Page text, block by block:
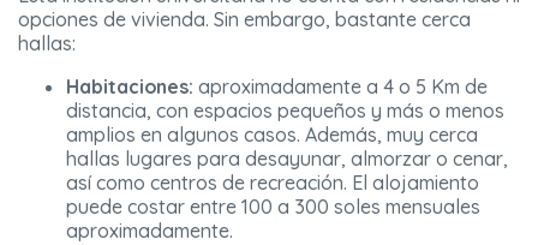
opciones de vivienda. Sin embargo, bastante cerca
hallas:
Habitaciones: aproximadamente a 4 o 5 Km de
distancia, con espacios pequeños y más o menos
amplios en algunos casos. Además, muy cerca
hallas lugares para desayunar, almorzar o cenar,
así como centros de recreación. El alojamiento
puede costar entre 100 a 300 soles mensuales
aproximadamente.